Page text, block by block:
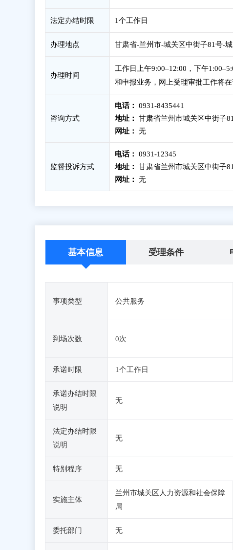
法定办结时限 1个工作日
办理地点 甘肃省-兰州市-城关区中街子81号-
办理时间
工作日上午9:00–12:00，下午
和申报业务，网上受理审批工作将在
咨询方式
电话：
0931-8435441
地址：
甘肃省兰州市城关区中街子
网址：
无
监督投诉方式
电话：
0931-12345
地址：
甘肃省兰州市城关区中街子
网址：
无
基本信息 受理条件
事项类型 公共服务
到场次数 0次
承诺时限 1个工作日
承诺办结时限
说明
无
法定办结时限
说明
无
特别程序 无
实施主体
兰州市城关区人力资源和社会保障
局
委托部门 无